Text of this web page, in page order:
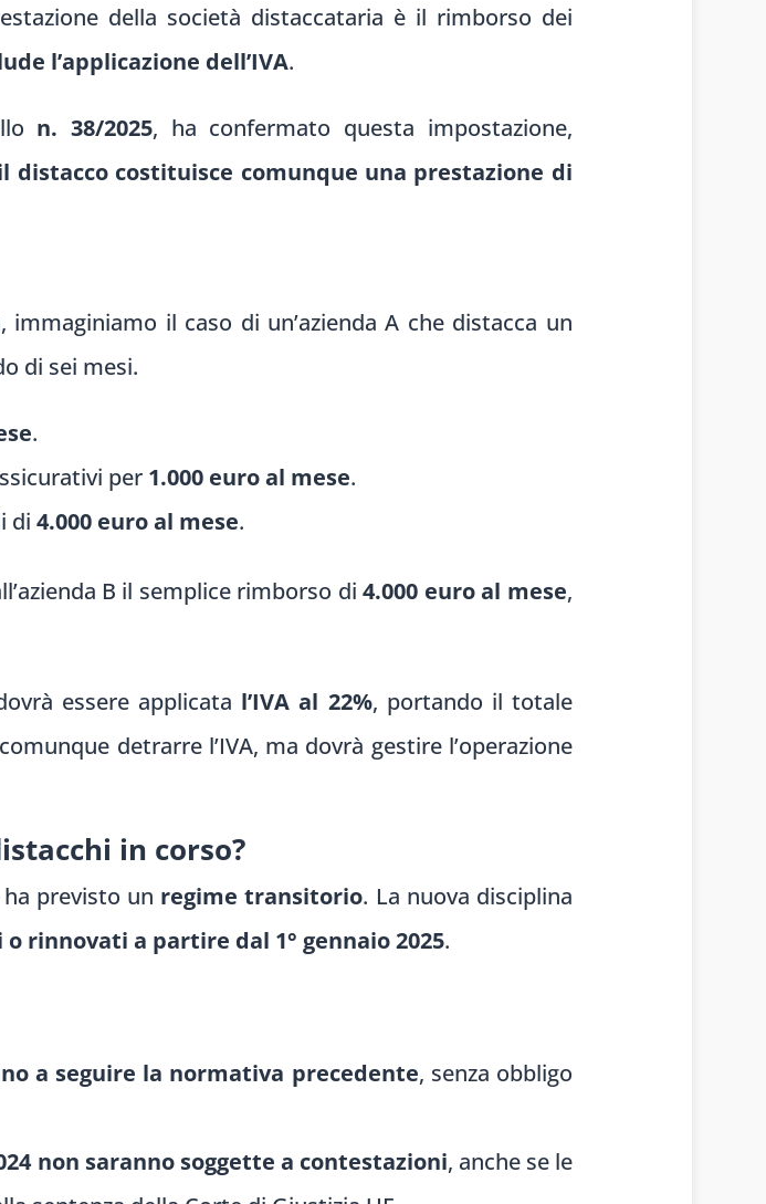
della società distaccataria è il rimborso dei
l’applicazione dell’IVA.
n. 38/2025, ha confermato questa impostazione,
costituisce comunque una prestazione di
il caso di un’azienda A che distacca un
di sei mesi.
.
per 1.000 euro al mese.
di4.000 euro al mese.
B il semplice rimborso di4.000 euro al mese,
essere applicata l’IVA al 22%, portando il totale
detrarre l’IVA, ma dovrà gestire l’operazione
in corso?
previsto un regime transitorio. La nuova disciplina
rinnovati a partire dal 1° gennaio 2025.
a seguire la normativa precedente, senza obbligo
non saranno soggette a contestazioni, anche se le